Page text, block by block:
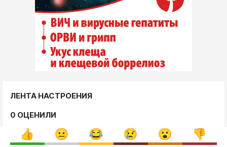
ЛЕНТА НАСТРОЕНИЯ
0 ОЦЕНИЛИ